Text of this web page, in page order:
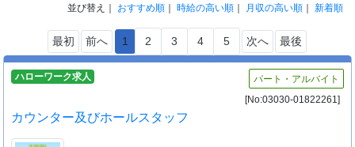
並び替え｜ おすすめ順 ｜ 時給の高い順 ｜ 月収の高い順 ｜ 新着順
最初 前へ 1 2 3 4 5 次へ 最後
ハローワーク求人
パート・アルバイト
[No:03030-01822261]
カウンター及びホールスタッフ